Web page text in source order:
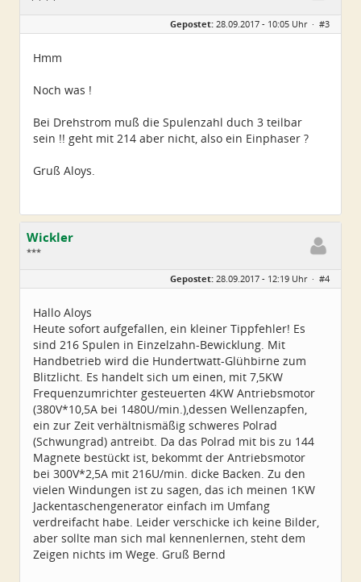
Geschlecht:
Beiträge:
2350
Gepostet: 28.09.2017 - 10:05 Uhr · #3
Hmm
Noch was !
Bei Drehstrom muß die Spulenzahl duch 3 teilbar
sein !! geht mit 214 aber nicht, also ein Einphaser ?
Gruß Aloys.
Wickler
***
Beiträge:
31
Gepostet: 28.09.2017 - 12:19 Uhr · #4
Hallo Aloys
Heute sofort aufgefallen, ein kleiner Tippfehler! Es
sind 216 Spulen in Einzelzahn-Bewicklung. Mit
Handbetrieb wird die Hundertwatt-Glühbirne zum
Blitzlicht. Es handelt sich um einen, mit 7,5KW
Frequenzumrichter gesteuerten 4KW Antriebsmotor
(380V*10,5A bei 1480U/min.),dessen Wellenzapfen,
ein zur Zeit verhältnismäßig schweres Polrad
(Schwungrad) antreibt. Da das Polrad mit bis zu 144
Magnete bestückt ist, bekommt der Antriebsmotor
bei 300V*2,5A mit 216U/min. dicke Backen. Zu den
vielen Windungen ist zu sagen, das ich meinen 1KW
Jackentaschengenerator einfach im Umfang
verdreifacht habe. Leider verschicke ich keine Bilder,
aber sollte man sich mal kennenlernen, steht dem
Zeigen nichts im Wege. Gruß Bernd